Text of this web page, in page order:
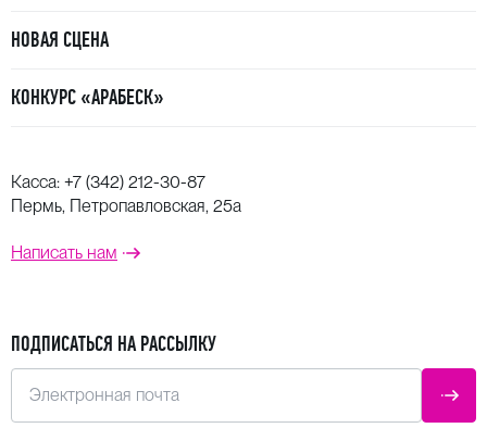
НОВАЯ СЦЕНА
КОНКУРС «АРАБЕСК»
Касса: +7 (342) 212-30-87
Пермь, Петропавловская, 25а
Написать нам
ПОДПИСАТЬСЯ НА РАССЫЛКУ
Электронная почта